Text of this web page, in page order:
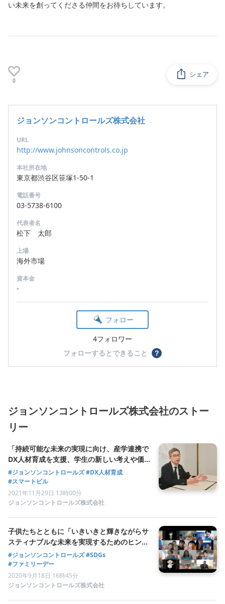
い未来を創ってくださる仲間をお待ちしています。
0
シェア
ジョンソンコントロールズ株式会社
URL
http://www.johnsoncontrols.co.jp
本社所在地
東京都渋谷区笹塚1-50-1
電話番号
03-5738-6100
代表者名
松下 太郎
上場
海外市場
資本金
-
フォロー
4フォロワー
フォローするとできること
？
ジョンソンコントロールズ株式会社のストー
リー
「持続可能な未来の実現に向け、産学連携で
DX人材育成を支援、学生の新しい考えや価
値観をより良いソリューション開発に活か
す」 東京ビジネス外語カレッジと連携した
ジョンソンコントロールズの熱い思い
#ジョンソンコントロールズ#DX人材育成
#スマートビル
2021年11月29日 13時00分
ジョンソンコントロールズ株式会社
子供たちとともに「いきいきと輝きながらサ
スティナブルな未来を実現するためのヒン
ト」を考える親子でSDGsを楽しく学ぶオン
ラインファミリーデーに密着
#ジョンソンコントロールズ#SDGs
#ファミリーデー
2020年9月18日 16時45分
ジョンソンコントロールズ株式会社